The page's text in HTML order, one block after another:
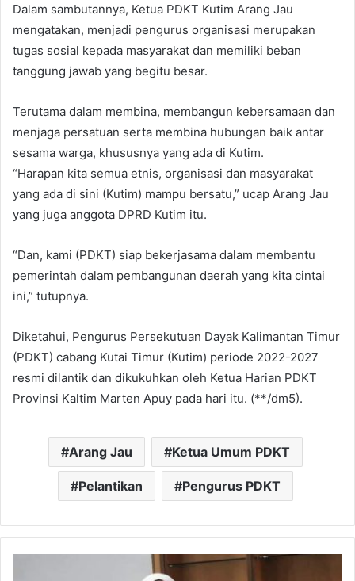
Dalam sambutannya, Ketua PDKT Kutim Arang Jau
mengatakan, menjadi pengurus organisasi merupakan
tugas sosial kepada masyarakat dan memiliki beban
tanggung jawab yang begitu besar.
Terutama dalam membina, membangun kebersamaan dan
menjaga persatuan serta membina hubungan baik antar
sesama warga, khususnya yang ada di Kutim.
“Harapan kita semua etnis, organisasi dan masyarakat
yang ada di sini (Kutim) mampu bersatu,” ucap Arang Jau
yang juga anggota DPRD Kutim itu.
“Dan, kami (PDKT) siap bekerjasama dalam membantu
pemerintah dalam pembangunan daerah yang kita cintai
ini,” tutupnya.
Diketahui, Pengurus Persekutuan Dayak Kalimantan Timur
(PDKT) cabang Kutai Timur (Kutim) periode 2022-2027
resmi dilantik dan dikukuhkan oleh Ketua Harian PDKT
Provinsi Kaltim Marten Apuy pada hari itu. (**/dm5).
Arang Jau Ketua Umum PDKT
Pelantikan Pengurus PDKT